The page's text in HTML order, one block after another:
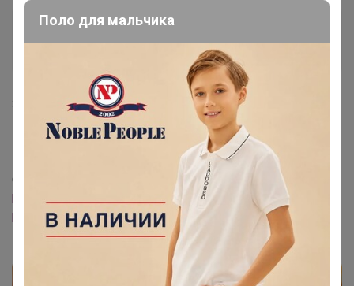
Дюка
30 сентября, 2024 10:05
СЛАДКАЯ,
‌Откройте пожалуйста
h.uniqlo.cn/product
h.uniqlo.cn/product
Поло для мальчика